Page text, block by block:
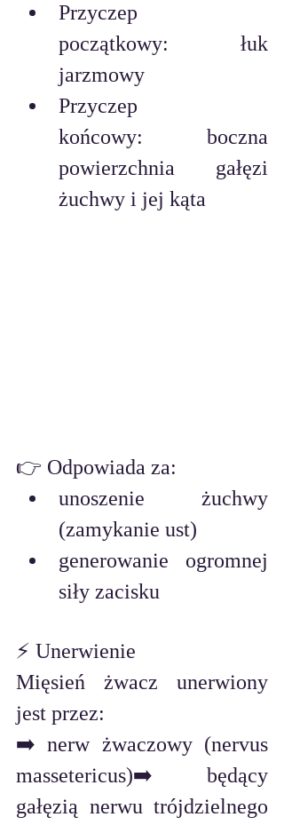
Przyczep
początkowy: łuk
jarzmowy
Przyczep
końcowy: boczna
powierzchnia gałęzi
żuchwy i jej kąta
👉 Odpowiada za:
unoszenie żuchwy
(zamykanie ust)
generowanie ogromnej
siły zacisku
⚡ Unerwienie
Mięsień żwacz unerwiony
jest przez:
➡️ nerw żwaczowy (nervus
massetericus)➡️ będący
gałęzią nerwu trójdzielnego